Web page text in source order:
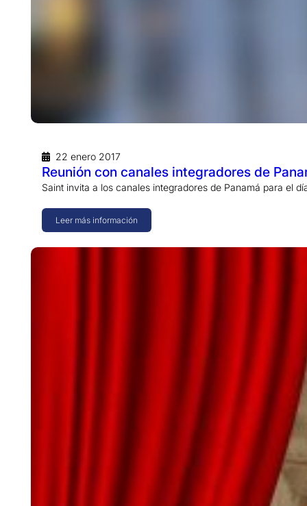
22 enero 2017
Reunión con canales integradores de
Saint invita a los canales integradores de Panamá para el
Leer más información